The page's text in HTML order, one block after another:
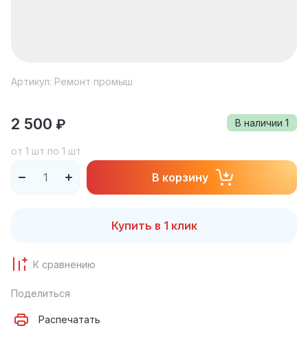
Артикул: Ремонт промыш
В наличии 1
2 500 ₽
от 1 шт по 1 шт
В корзину
Купить в 1 клик
К сравнению
Поделиться
Распечатать